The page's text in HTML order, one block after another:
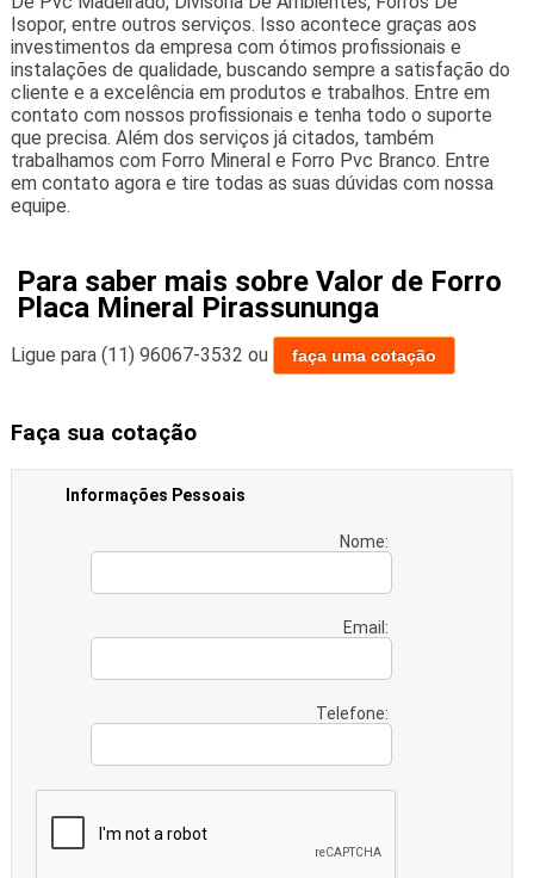
Isopor, entre outros serviços. Isso acontece graças aos
investimentos da empresa com ótimos profissionais e
instalações de qualidade, buscando sempre a satisfação do
cliente e a excelência em produtos e trabalhos. Entre em
contato com nossos profissionais e tenha todo o suporte
que precisa. Além dos serviços já citados, também
trabalhamos com Forro Mineral e Forro Pvc Branco. Entre
em contato agora e tire todas as suas dúvidas com nossa
equipe.
Para saber mais sobre Valor de Forro
Placa Mineral Pirassununga
Ligue para (11) 96067-3532 ou faça uma cotação
Faça sua cotação
Informações Pessoais
Nome:
Email:
Telefone: